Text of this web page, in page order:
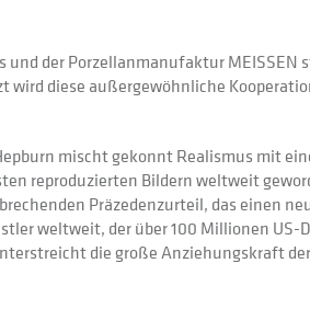
der Porzellanmanufaktur
diese außergewöhnliche
mischt gekonnt Realismus mit
reproduzierten Bildern weltweit
Präzedenzurteil, das einen
weltweit, der über 100 Millionen
die große Anziehungskraft